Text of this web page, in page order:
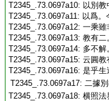
T2345_.73.0697a10: 以別
T2345_.73.0697a11: 以爲。
T2345_.73.0697a12: 一乘雖
T2345_.73.0697a13: 教有二
T2345_.73.0697a14: 多不解
T2345_.73.0697a15: 云圓教
T2345_.73.0697a16: 是乎生
T2345_.73.0697a17: 二據
T2345_.73.0697a18: 横照法